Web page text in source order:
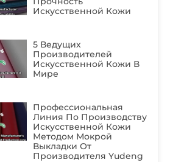
Искусственной Кожи
5 Ведущих
Производителей
Искусственной Кожи В
Мире
Профессиональная
Линия По Производству
Искусственной Кожи
Методом Мокрой
Выкладки От
Производителя Yudeng